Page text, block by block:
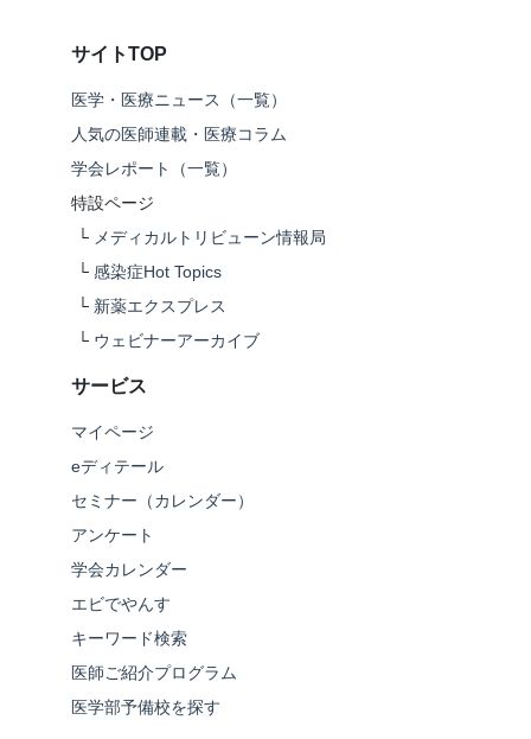
サイトTOP
医学・医療ニュース（一覧）
人気の医師連載・医療コラム
学会レポート（一覧）
特設ページ
└ メディカルトリビューン情報局
└ 感染症Hot Topics
└ 新薬エクスプレス
└ ウェビナーアーカイブ
サービス
マイページ
eディテール
セミナー（カレンダー）
アンケート
学会カレンダー
エビでやんす
キーワード検索
医師ご紹介プログラム
医学部予備校を探す